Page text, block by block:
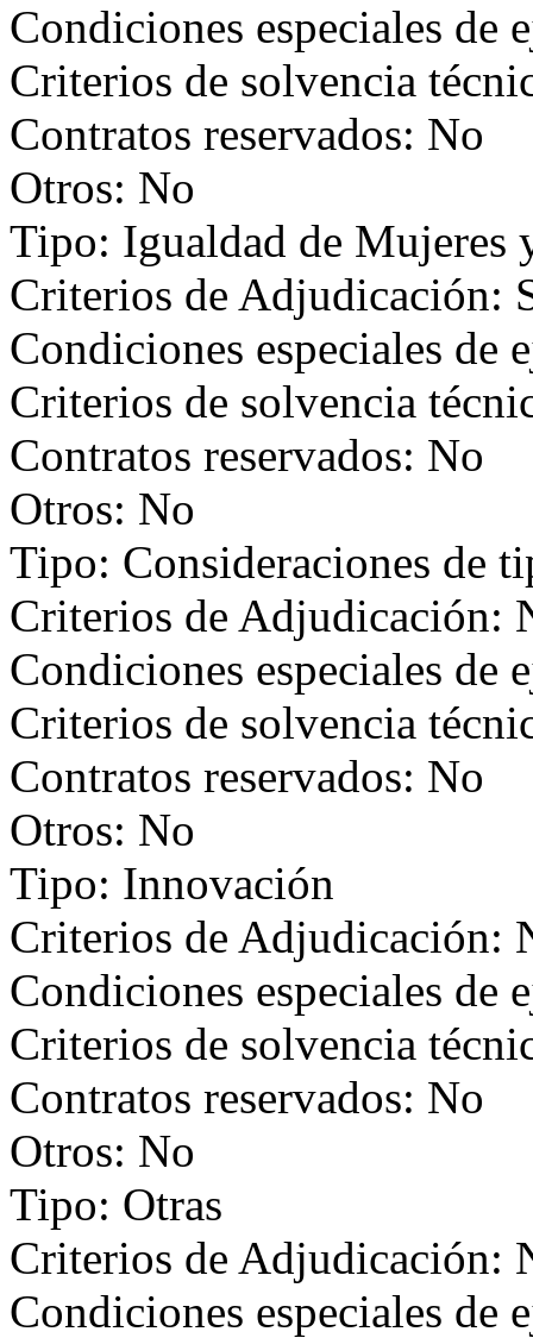
Condiciones especiales de
Criterios de solvencia
Contratos reservados: No
Otros: No
Tipo: Igualdad de Mujeres
Criterios de Adjudicación:
Condiciones especiales de
Criterios de solvencia
Contratos reservados: No
Otros: No
Tipo: Consideraciones de
Criterios de Adjudicación:
Condiciones especiales de
Criterios de solvencia
Contratos reservados: No
Otros: No
Tipo: Innovación
Criterios de Adjudicación:
Condiciones especiales de
Criterios de solvencia
Contratos reservados: No
Otros: No
Tipo: Otras
Criterios de Adjudicación:
Condiciones especiales de